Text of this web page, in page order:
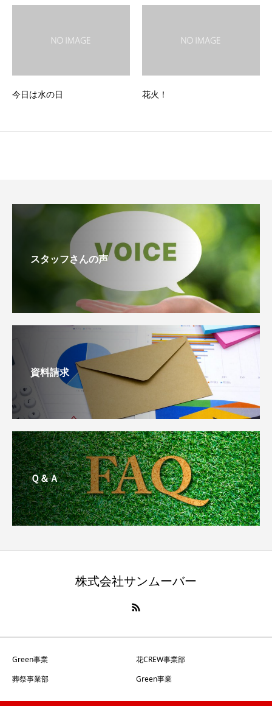
今日は水の日 花火！
スタッフさんの声
資料請求
Ｑ＆Ａ
株式会社サンムーバー
Green事業
花CREW事業部
葬祭事業部
Green事業